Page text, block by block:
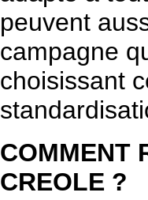
peuvent
campagne
choisissant
COMMENT
CREOLE ?